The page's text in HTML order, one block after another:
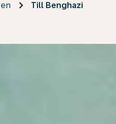
Till Benghazi